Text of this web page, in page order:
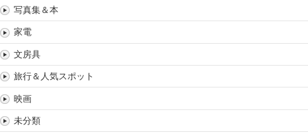
写真集＆本
家電
文房具
旅行＆人気スポット
映画
未分類